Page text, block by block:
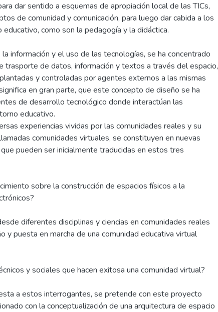
dar sentido a esquemas de apropiación local de las TICs,
de comunidad y comunicación, para luego dar cabida a los
como son la pedagogía y la didáctica.
información y el uso de las tecnologías, se ha concentrado
trasporte de datos, información y textos a través del espacio,
y controladas por agentes externos a las mismas
en gran parte, que este concepto de diseño se ha
de desarrollo tecnológico donde interactúan las
educativo.
experiencias vividas por las comunidades reales y su
comunidades virtuales, se constituyen en nuevas
pueden ser inicialmente traducidas en estos tres
sobre la construcción de espacios físicos a la
diferentes disciplinas y ciencias en comunidades reales
y puesta en marcha de una comunidad educativa virtual
y sociales que hacen exitosa una comunidad virtual?
a estos interrogantes, se pretende con este proyecto
con la conceptualización de una arquitectura de espacio